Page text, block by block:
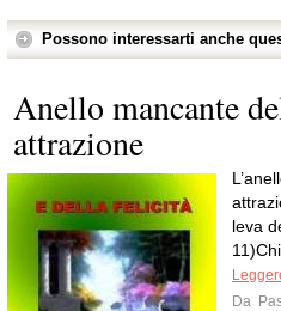
Possono interessarti anche
Anello mancante
attrazione
leva
Da